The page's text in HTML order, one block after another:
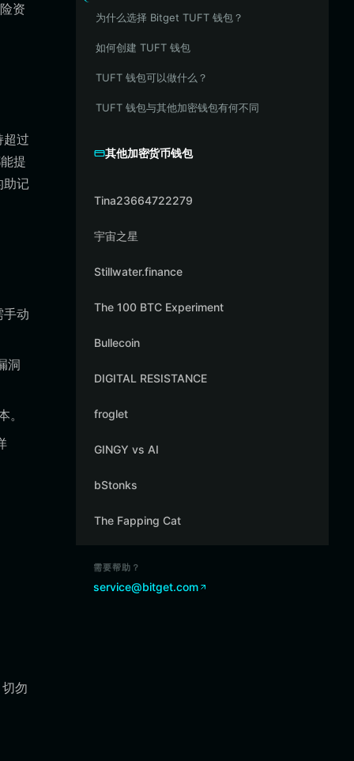
资
过
提
助记
动
洞
勿
为什么选择 Bitget TUFT 钱包？
如何创建 TUFT 钱包
TUFT 钱包可以做什么？
TUFT 钱包与其他加密钱包有何不同
其他加密货币钱包
Tina23664722279
宇宙之星
Stillwater.finance
The 100 BTC Experiment
Bullecoin
DIGITAL RESISTANCE
froglet
GINGY vs AI
bStonks
The Fapping Cat
需要帮助？
service@bitget.com